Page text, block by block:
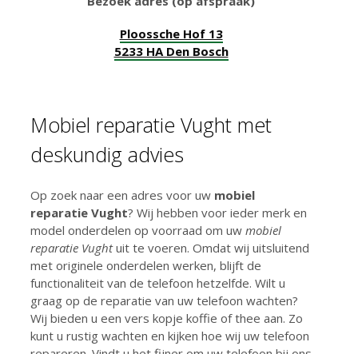
Ploossche Hof 13
5233 HA Den Bosch
Mobiel reparatie Vught met
deskundig advies
Op zoek naar een adres voor uw mobiel
reparatie Vught? Wij hebben voor ieder merk en
model onderdelen op voorraad om uw mobiel
reparatie Vughtuit te voeren. Omdat wij uitsluitend
met originele onderdelen werken, blijft de
functionaliteit van de telefoon hetzelfde. Wilt u
graag op de reparatie van uw telefoon wachten?
Wij bieden u een vers kopje koffie of thee aan. Zo
kunt u rustig wachten en kijken hoe wij uw telefoon